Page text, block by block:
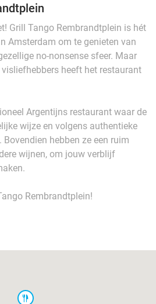
Grill Tango Rembrandtplein is hét
Amsterdam om te genieten van
no-nonsense sfeer. Maar
heeft het restaurant
Argentijns restaurant waar de
wijze en volgens authentieke
Bovendien hebben ze een ruim
wijnen, om jouw verblijf
Rembrandtplein!
food